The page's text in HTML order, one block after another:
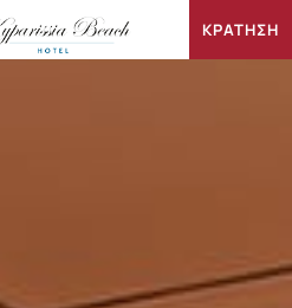
ΚΡΑΤΗΣΗ